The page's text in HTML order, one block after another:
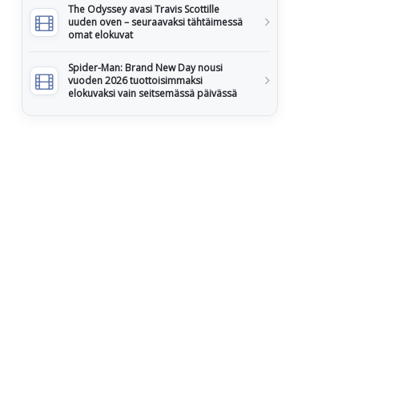
The Odyssey avasi Travis Scottille
uuden oven – seuraavaksi tähtäimessä
omat elokuvat
Spider-Man: Brand New Day nousi
vuoden 2026 tuottoisimmaksi
elokuvaksi vain seitsemässä päivässä